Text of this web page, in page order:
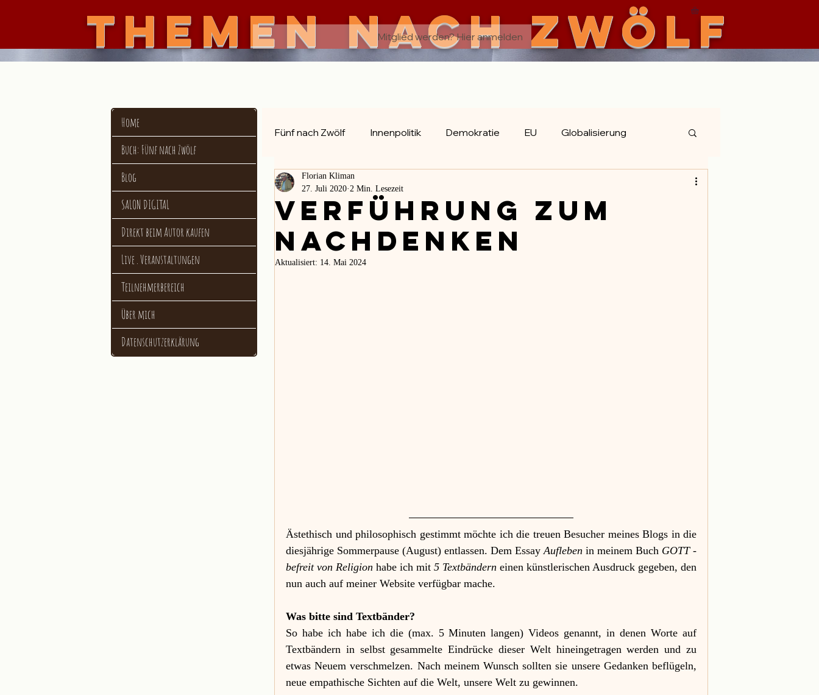
THEMEN nach zwölf
Mitglied werden? Hier anmelden
Home
Buch: Fünf nach Zwölf
Blog
SALON DIGITAL
Direkt beim Autor kaufen
Live . Veranstaltungen
Teilnehmerbereich
Über mich
Datenschutzerklärung
Fünf nach Zwölf Innenpolitik Demokratie EU Globalisierung
Evolution
Verführung zum
Nachdenken
Florian Kliman
27. Juli 2020 2 Min. Lesezeit
Aktualisiert: 14. Mai 2024
Ästethisch und philosophisch gestimmt möchte ich die treuen Besucher meines Blogs in die
diesjährige Sommerpause (August) entlassen. Dem Essay Aufleben in meinem Buch GOTT -
befreit von Religion habe ich mit 5 Textbändern einen künstlerischen Ausdruck gegeben, den
nun auch auf meiner Website verfügbar mache.
Was bitte sind Textbänder?
So habe ich habe ich die (max. 5 Minuten langen) Videos genannt, in denen Worte auf
Textbändern in selbst gesammelte Eindrücke dieser Welt hineingetragen werden und zu
etwas Neuem verschmelzen. Nach meinem Wunsch sollten sie unsere Gedanken beflügeln,
neue empathische Sichten auf die Welt, unsere Welt zu gewinnen.